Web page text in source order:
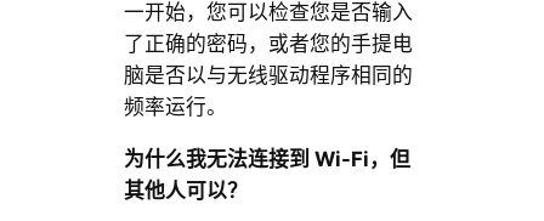
一开始，您可以检查您是否输入
了正确的密码，或者您的手提电
脑是否以与无线驱动程序相同的
频率运行。
为什么我无法连接到 Wi-Fi，但
其他人可以？